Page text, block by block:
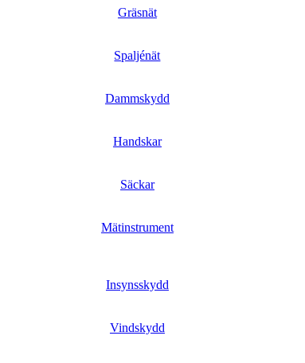
Gräsnät
Spaljénät
Dammskydd
Handskar
Säckar
Mätinstrument
Insynsskydd
Vindskydd